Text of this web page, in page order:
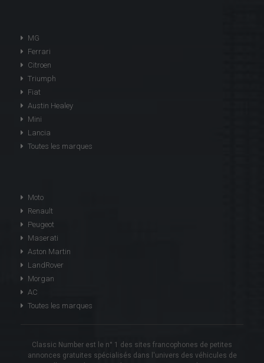
MG
Ferrari
Citroen
Triumph
Fiat
Austin Healey
Mini
Lancia
Toutes les marques
Moto
Renault
Peugeot
Maserati
Aston Martin
LandRover
Morgan
AC
Toutes les marques
Classic Number est le n° 1 des sites francophones de petites
annonces gratuites spécialisés dans l'univers des véhicules de